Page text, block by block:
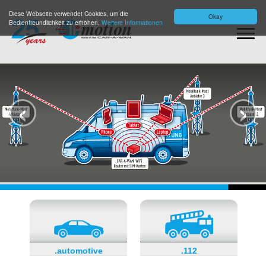
Okay
Diese Webseite verwendet Cookies, um die
Bedienfreundlichkeit zu erhöhen. Weitere Informationen
‹ ›
.automotive .112